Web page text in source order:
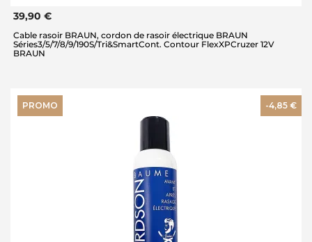
39,90 €
Cable rasoir BRAUN, cordon de rasoir électrique BRAUN
Séries3/5/7/8/9/190S/Tri&SmartCont. Contour FlexXPCruzer 12V
BRAUN
PROMO -4,85 €